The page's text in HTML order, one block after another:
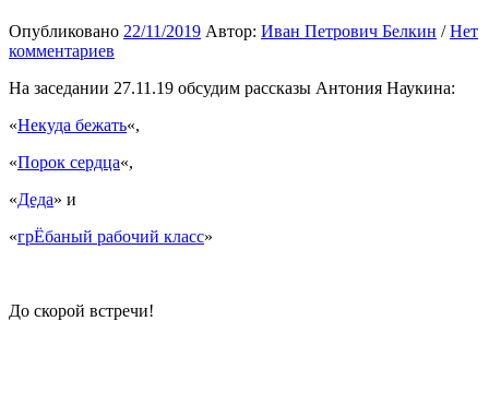
Опубликовано 22/11/2019 Автор: Иван Петрович Белкин /Нет
комментариев
На заседании 27.11.19 обсудим рассказы Антония Наукина:
«Некуда бежать«,
«Порок сердца«,
«Деда» и
«грЁбаный рабочий класс»
До скорой встречи!